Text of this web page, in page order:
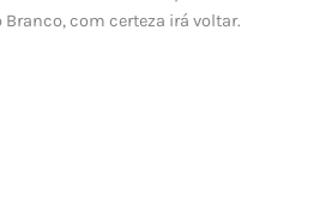
com certeza irá voltar.